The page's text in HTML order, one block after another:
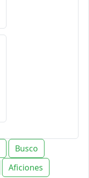
Busco
Aficiones